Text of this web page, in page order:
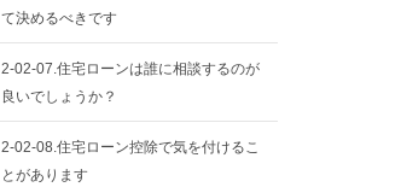
て決めるべきです
2-02-07.住宅ローンは誰に相談するのが
良いでしょうか？
2-02-08.住宅ローン控除で気を付けるこ
とがあります